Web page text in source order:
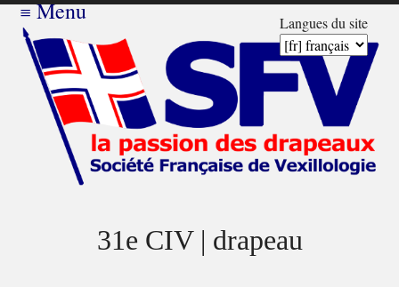
Langues du site
≡Menu
31e CIV | drapeau